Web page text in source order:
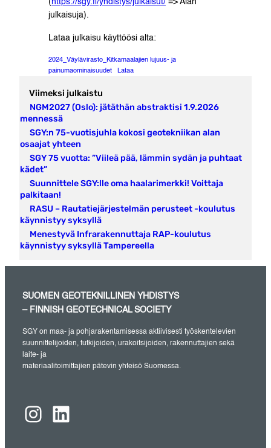
( https://sgy.fi/yhdistys/julkaisut/ => Alan
julkaisuja).
Lataa julkaisu käyttöösi alta:
2024_Väylävirasto_Kitkamaalajien lujuus- ja
painumaominaisuudet
Lataa
Viimeksi julkaistu
NGM2027 (Oslo): jätäthän abstraktisi 1.9.2026
mennessä
SGY:n 75-vuotisjuhla kokosi geotekniikan alan
osaajat yhteen
SGY 75 vuotta: ”Viileä pää, lämmin sydän ja puhtaat
kädet”
Suunnittele SGY:lle oma haalarimerkki! Voittaja
palkitaan!
RASU – Rautatiejärjestelmän perusteet -koulutus
käynnistyy syksyllä
Menestyvä Infrarakennuttaja RAP-koulutus
käynnistyy syksyllä Tampereella
SUOMEN GEOTEKNILLINEN YHDISTYS
– FINNISH GEOTECHNICAL SOCIETY
SGY on maa- ja pohjarakentamisessa aktiivisesti työskentelevien
suunnittelijoiden, tutkijoiden, urakoitsijoiden, rakennuttajien sekä
laite- ja
materiaalitoimittajien pätevin yhteisö Suomessa.
Instagram LinkedIn